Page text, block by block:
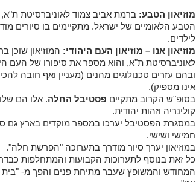
ובהם עזרים טכנולוגים מהנים (מעניין ואף חובה
אינו מספיק).
בסופ"ש הקרוב מתקיים
קולינריה וזהות יהודית.
במסגרת הפסטיבל יערכו במספר מוקדים בארץ גם
חמישי ושישי.
במוזיאון יערך סיור מודרך בתערוכה "הפרשת חלה".
כל זאת בנוסף לתערוכות הקבועות והמתחלפות
המחודש והמשופץ שעבר מתיחת פנים והפך מ- "בית
אנו".